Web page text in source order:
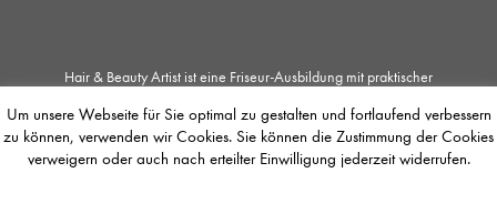
Hair & Beauty Artist ist eine Friseur-Ausbildung mit praktischer
Make-up. Die Zusammenarbeit der Société Française de Biosthétique mit dem
Unternehmen La Biosthétique Paris ermöglicht Jobsuchenden einzigartige
Ausbildungs- und Weiterbildungsmöglichkeiten. Der / Die Auszubildende
Um unsere Webseite für Sie optimal zu gestalten und fortlaufend verbessern
zu können, verwenden wir Cookies. Sie können die Zustimmung der Cookies
verweigern oder auch nach erteilter Einwilligung jederzeit widerrufen.